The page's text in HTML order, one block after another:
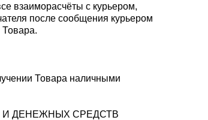
взаиморасчёты с курьером,
после сообщения курьером
Товара.
Товара наличными
И ДЕНЕЖНЫХ СРЕДСТВ